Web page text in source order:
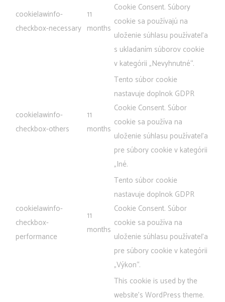
cookielawinfo-
checkbox-necessary
11
months
Cookie Consent. Súbory
cookie sa používajú na
uloženie súhlasu používateľa
s ukladaním súborov cookie
v kategórii „Nevyhnutné“.
cookielawinfo-
checkbox-others
11
months
Tento súbor cookie
nastavuje doplnok GDPR
Cookie Consent. Súbor
cookie sa používa na
uloženie súhlasu používateľa
pre súbory cookie v kategórii
„Iné.
cookielawinfo-
checkbox-
performance
11
months
Tento súbor cookie
nastavuje doplnok GDPR
Cookie Consent. Súbor
cookie sa používa na
uloženie súhlasu používateľa
pre súbory cookie v kategórii
„Výkon“.
This cookie is used by the
website's WordPress theme.